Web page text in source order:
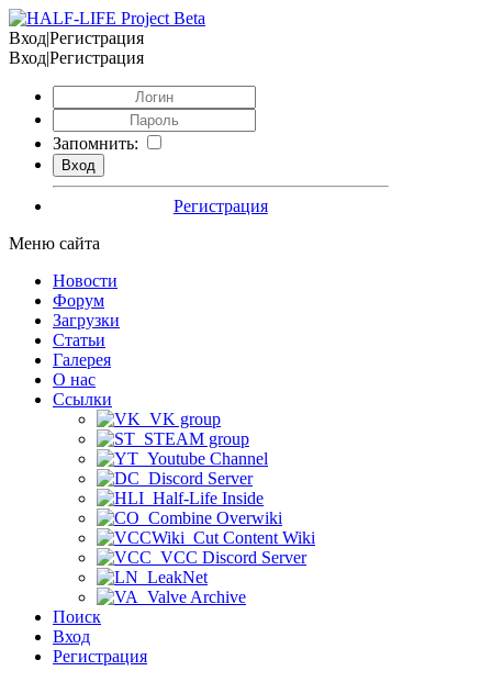
Вход|Регистрация
Вход|Регистрация
Запомнить:
Регистрация
Меню сайта
Новости
Форум
Загрузки
Статьи
Галерея
О нас
Ссылки
VK group
STEAM group
Youtube Channel
Discord Server
Half-Life Inside
Combine Overwiki
Cut Content Wiki
VCC Discord Server
LeakNet
Valve Archive
Поиск
Вход
Регистрация